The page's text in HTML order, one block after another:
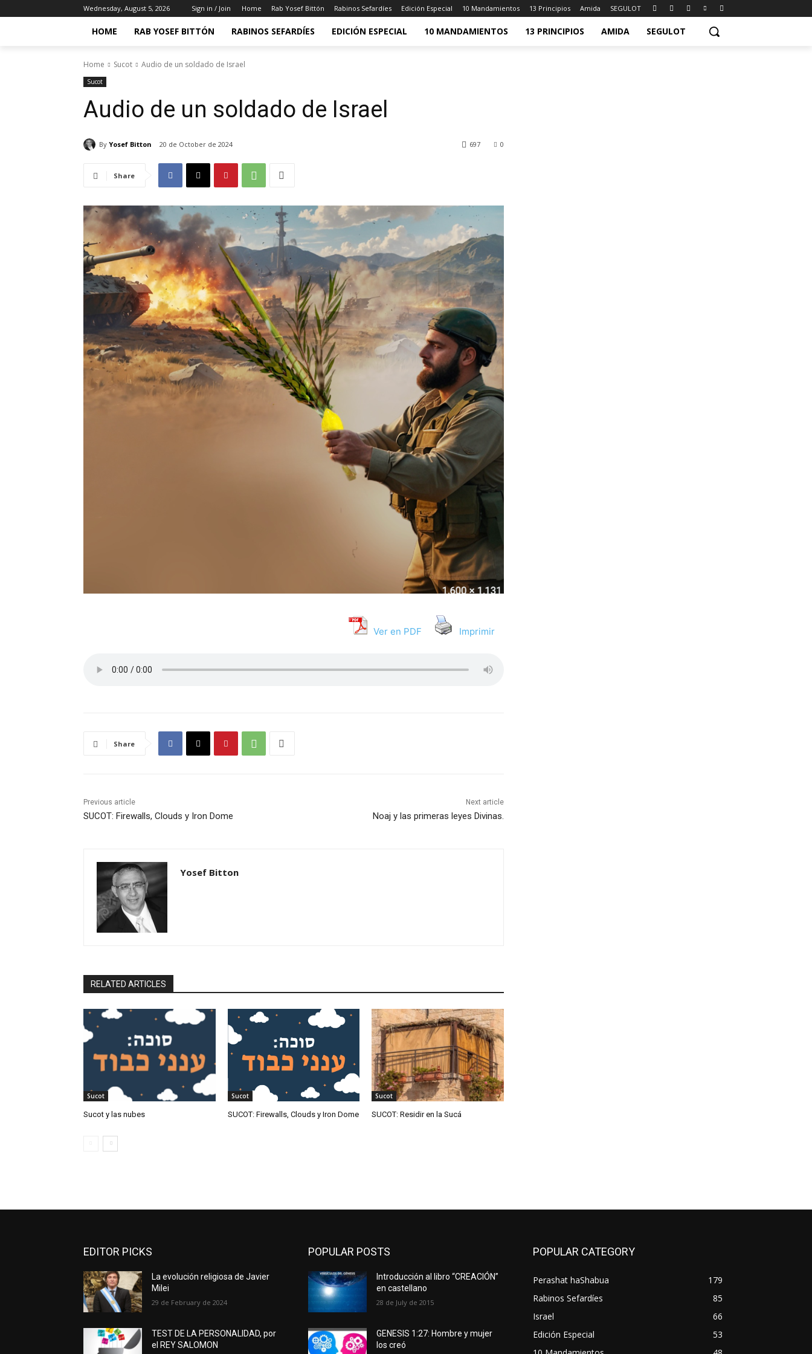
Wednesday, August 5, 2026 Sign in / Join Home Rab Yosef Bittón Rabinos Sefardíes Edición Especial 10 Mandamientos 13 Principios Amida SEGULOT
HOME RAB YOSEF BITTÓN RABINOS SEFARDÍES EDICIÓN ESPECIAL 10 MANDAMIENTOS 13 PRINCIPIOS AMIDA SEGULOT
Home Sucot Audio de un soldado de Israel
Sucot
Audio de un soldado de Israel
By Yosef Bitton 20 de October de 2024 0
697
Share
Ver en PDF Imprimir
Share
Previous article
SUCOT: Firewalls, Clouds y Iron Dome
Next article
Noaj y las primeras leyes Divinas.
Yosef Bitton
RELATED ARTICLES
Sucot
Sucot y las nubes
Sucot
SUCOT: Firewalls, Clouds y Iron Dome
Sucot
SUCOT: Residir en la Sucá
EDITOR PICKS
La evolución religiosa de Javier
Milei
29 de February de 2024
TEST DE LA PERSONALIDAD, por
el REY SALOMON
POPULAR POSTS
Introducción al libro “CREACIÓN”
en castellano
28 de July de 2015
GENESIS 1:27: Hombre y mujer
los creó
POPULAR CATEGORY
Perashat haShabua
179
Rabinos Sefardíes
85
Israel
66
Edición Especial
53